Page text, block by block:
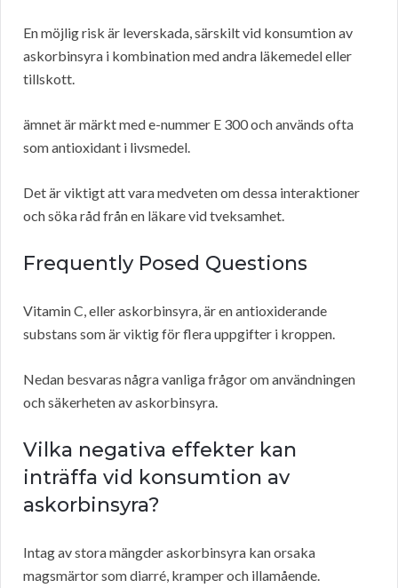
En möjlig risk är leverskada, särskilt vid konsumtion av
askorbinsyra i kombination med andra läkemedel eller
tillskott.
ämnet är märkt med e-nummer E 300 och används ofta
som antioxidant i livsmedel.
Det är viktigt att vara medveten om dessa interaktioner
och söka råd från en läkare vid tveksamhet.
Frequently Posed Questions
Vitamin C, eller askorbinsyra, är en antioxiderande
substans som är viktig för flera uppgifter i kroppen.
Nedan besvaras några vanliga frågor om användningen
och säkerheten av askorbinsyra.
Vilka negativa effekter kan
inträffa vid konsumtion av
askorbinsyra?
Intag av stora mängder askorbinsyra kan orsaka
magsmärtor som diarré, kramper och illamående.